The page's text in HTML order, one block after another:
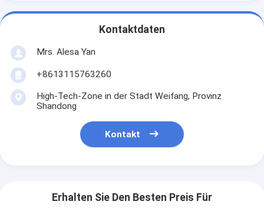
Kontaktdaten
Mrs. Alesa Yan
+8613115763260
High-Tech-Zone in der Stadt Weifang, Provinz
Shandong
Kontakt
Erhalten Sie Den Besten Preis Für